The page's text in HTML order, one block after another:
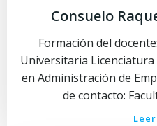
Consuelo
Formación del
Universitaria
en Administración de
de contacto: